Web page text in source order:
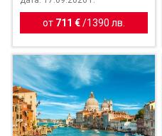
от 711 € / 1390 лв.